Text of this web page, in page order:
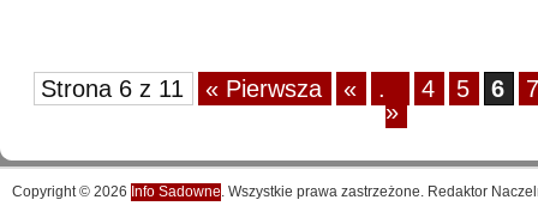
Strona 6 z 11 « Pierwsza « ... 4 5 6
»
Copyright © 2026 Info Sadowne. Wszystkie prawa zastrzeżone. Redaktor